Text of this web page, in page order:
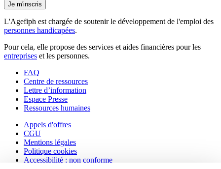
Je m'inscris
L'Agefiph est chargée de soutenir le développement de l'emploi des
personnes handicapées.
Pour cela, elle propose des services et aides financières pour les
entreprises et les personnes.
FAQ
Centre de ressources
Lettre d’information
Espace Presse
Ressources humaines
Appels d'offres
CGU
Mentions légales
Politique cookies
Accessibilité : non conforme